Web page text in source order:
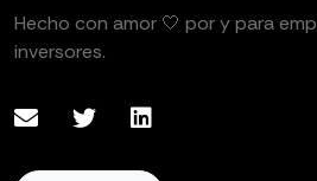
Hecho con amor 🤍 por y para
inversores.